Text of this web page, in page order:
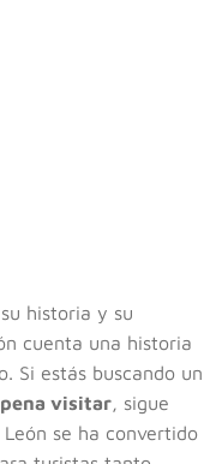
historia y su
cuenta una historia
Si estás buscando un
visitar, sigue
se ha convertido